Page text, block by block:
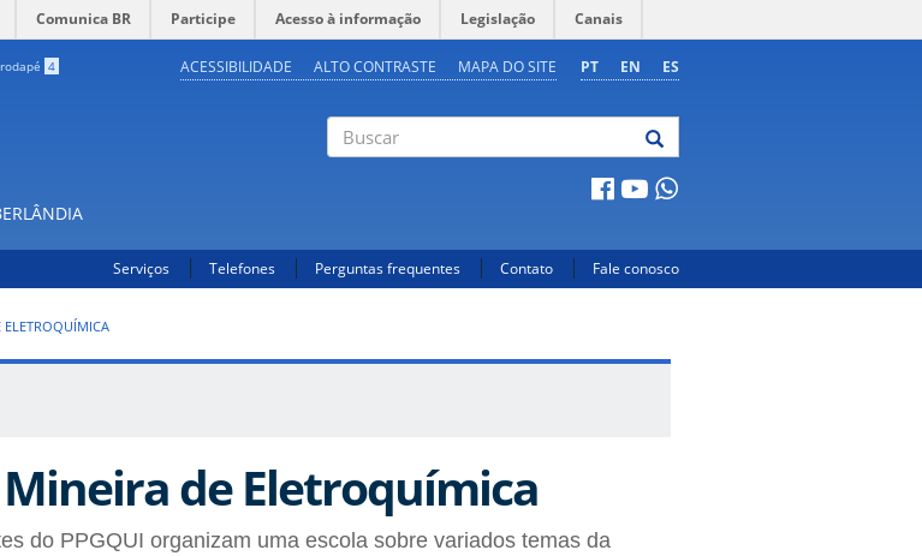
Comunica BR Participe Acesso à informação Legislação Canais
4 PT EN ES
ACESSIBILIDADE ALTO CONTRASTE MAPA DO SITE
Serviços Telefones Perguntas frequentes Contato Fale conosco
ELETROQUÍMICA
Mineira de Eletroquímica
do PPGQUI organizam uma escola sobre variados temas da